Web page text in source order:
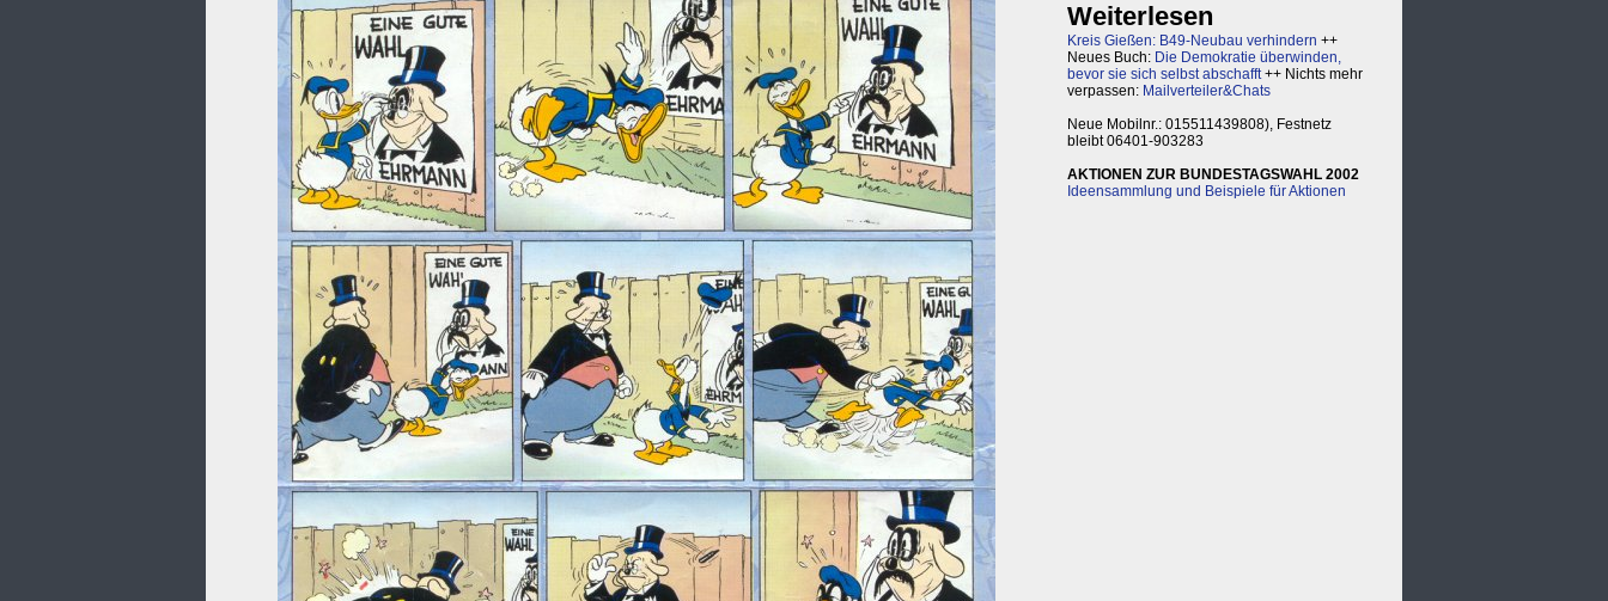
Weiterlesen
Kreis Gießen: B49-Neubau verhindern ++
Neues Buch: Die Demokratie überwinden,
bevor sie sich selbst abschafft++ Nichts mehr
verpassen: Mailverteiler&Chats
Neue Mobilnr.: 015511439808), Festnetz
bleibt 06401-903283
AKTIONEN ZUR BUNDESTAGSWAHL 2002
Ideensammlung und Beispiele für Aktionen